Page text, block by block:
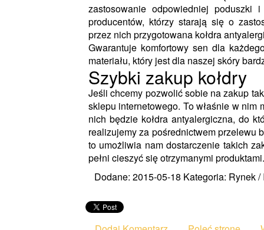
zastosowanie odpowiedniej poduszki
producentów, którzy starają się o
przez nich przygotowana kołdra
Gwarantuje komfortowy sen dla
materiału, który jest dla naszej skóry
Szybki zakup kołdry
Jeśli chcemy pozwolić sobie na zakup
sklepu internetowego. To właśnie w
nich będzie kołdra antyalergiczna, do
realizujemy za pośrednictwem przelewu
to umożliwia nam dostarczenie takich
pełni cieszyć się otrzymanymi produktami.
Dodane: 2015-05-18 Kategoria: Rynek